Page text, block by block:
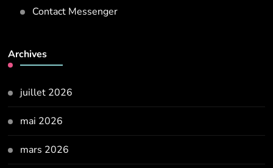
Contact Messenger
Archives
juillet 2026
mai 2026
mars 2026